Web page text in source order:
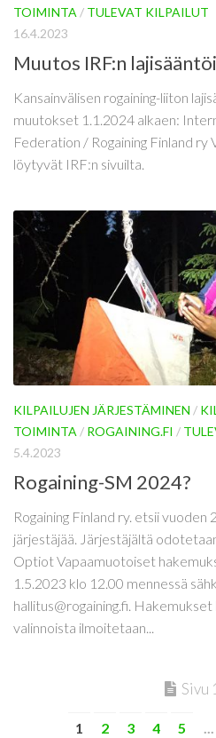
TOIMINTA / TULEVAT KILPAILUT
16.4.2023
Muutos IRF:n
Kansainvälisen rogaining-liiton
muutokset 1.1.2024 alkaen:
Federation / Rogaining Finland ry
löytyvät IRF:n sivuilta.
KILPAILUJEN JÄRJESTÄMINEN /
TOIMINTA / ROGAINING.FI /
5.4.2023
Rogaining-SM 2024?
Rogaining Finland ry. etsii vuoden
järjestäjää. Järjestäjältä
Optiot Vapaamuotoiset
1.5.2023 klo 12.00 mennessä
hallitus@rogaining.fi.
valinnoista ilmoitetaan...
Sivu
1 2 3 4 5 ...